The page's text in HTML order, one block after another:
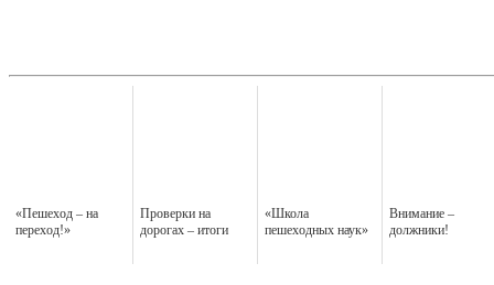
«Пешеход – на
переход!»
Проверки на
дорогах – итоги
«Школа
пешеходных наук»
Внимание –
должники!